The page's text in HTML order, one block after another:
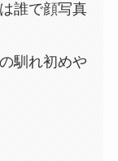
誰で顔写真
馴れ初めや